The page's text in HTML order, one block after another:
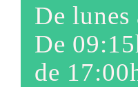
De lunes
De
de